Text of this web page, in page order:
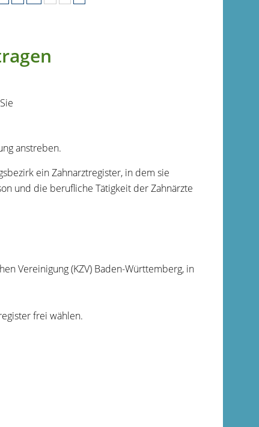
anstreben.
ein Zahnarztregister, in dem sie
und die berufliche Tätigkeit der Zahnärzte
Vereinigung (KZV) Baden-Württemberg, in
frei wählen.